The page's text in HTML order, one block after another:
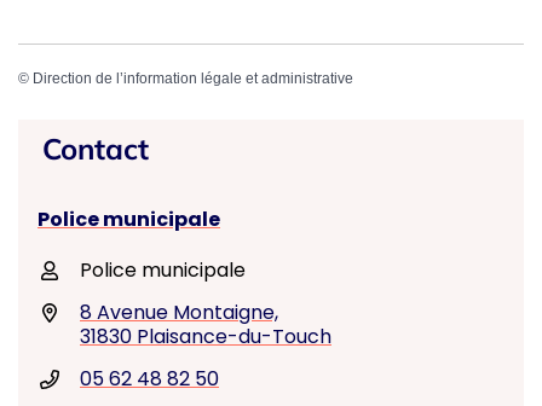
© Direction de l’information légale et administrative
Contact
Police municipale
Police municipale
8 Avenue Montaigne,
31830 Plaisance-du-Touch
05 62 48 82 50